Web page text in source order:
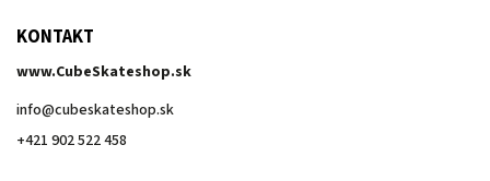
KONTAKT
www.CubeSkateshop.sk
info@cubeskateshop.sk
+421 902 522 458